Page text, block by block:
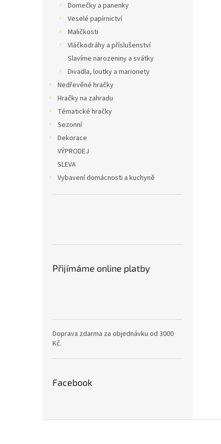
Domečky a panenky
Veselé papírnictví
Maličkosti
Vláčkodráhy a příslušenství
Slavíme narozeniny a svátky
Divadla, loutky a marionety
Nedřevěné hračky
Hračky na zahradu
Tématické hračky
Sezonní
Dekorace
VÝPRODEJ
SLEVA
Vybavení domácnosti a kuchyně
Přijímáme online platby
Doprava zdarma za objednávku od 3000
Kč.
Facebook